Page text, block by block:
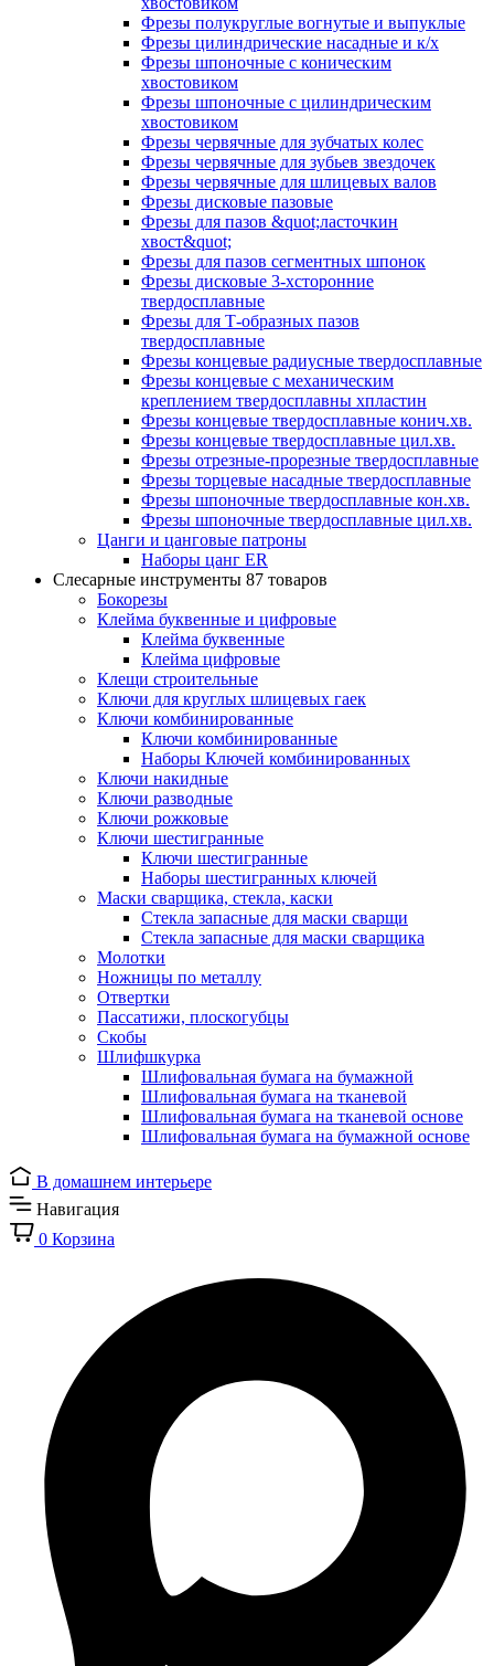
Фрезы полукруглые вогнутые и выпуклые
Фрезы цилиндрические насадные и к/х
Фрезы шпоночные с коническим
хвостовиком
Фрезы шпоночные с цилиндрическим
хвостовиком
Фрезы червячные для зубчатых колес
Фрезы червячные для зубьев звездочек
Фрезы червячные для шлицевых валов
Фрезы дисковые пазовые
Фрезы для пазов &quot;ласточкин
хвост&quot;
Фрезы для пазов сегментных шпонок
Фрезы дисковые 3-хсторонние
твердосплавные
Фрезы для Т-образных пазов
твердосплавные
Фрезы концевые радиусные твердосплавные
Фрезы концевые с механическим
креплением твердосплавны хпластин
Фрезы концевые твердосплавные конич.хв.
Фрезы концевые твердосплавные цил.хв.
Фрезы отрезные-прорезные твердосплавные
Фрезы торцевые насадные твердосплавные
Фрезы шпоночные твердосплавные кон.хв.
Фрезы шпоночные твердосплавные цил.хв.
Цанги и цанговые патроны
Наборы цанг ER
Слесарные инструменты 87 товаров
Бокорезы
Клейма буквенные и цифровые
Клейма буквенные
Клейма цифровые
Клещи строительные
Ключи для круглых шлицевых гаек
Ключи комбинированные
Ключи комбинированные
Наборы Ключей комбинированных
Ключи накидные
Ключи разводные
Ключи рожковые
Ключи шестигранные
Ключи шестигранные
Наборы шестигранных ключей
Маски сварщика, стекла, каски
Стекла запасные для маски сварщи
Стекла запасные для маски сварщика
Молотки
Ножницы по металлу
Отвертки
Пассатижи, плоскогубцы
Скобы
Шлифшкурка
Шлифовальная бумага на бумажной
Шлифовальная бумага на тканевой
Шлифовальная бумага на тканевой основе
Шлифовальная бумага на бумажной основе
В домашнем интерьере
Навигация
0 Корзина